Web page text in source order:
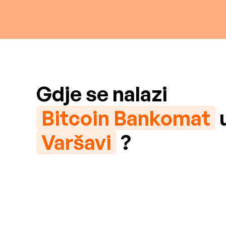
Gdje se nalazi
Bitcoin Bankomat
Varšavi ?